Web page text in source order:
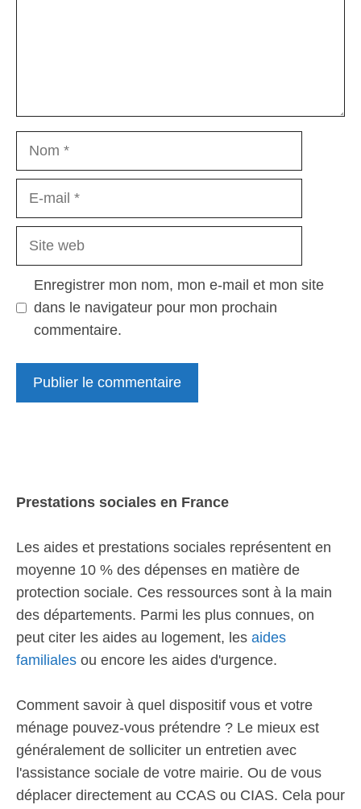
Nom
Site
Enregistrer mon nom, mon e-mail et mon site
dans le navigateur pour mon prochain
commentaire.
Prestations sociales en France
Les aides et prestations sociales représentent en
moyenne 10 % des dépenses en matière de
protection sociale. Ces ressources sont à la main
des départements. Parmi les plus connues, on
peut citer les aides au logement, les aides
familiales ou encore les aides d'urgence.
Comment savoir à quel dispositif vous et votre
ménage pouvez-vous prétendre ? Le mieux est
généralement de solliciter un entretien avec
l'assistance sociale de votre mairie. Ou de vous
déplacer directement au CCAS ou CIAS. Cela pour